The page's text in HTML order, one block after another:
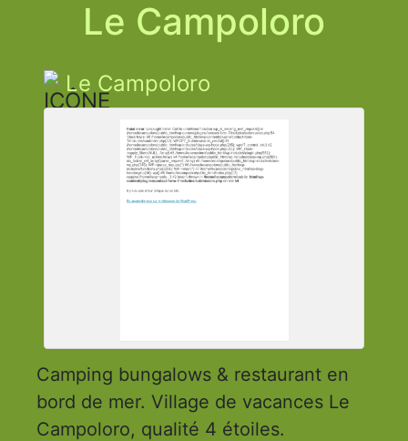
Le Campoloro
Le Campoloro
Camping bungalows & restaurant en
bord de mer. Village de vacances Le
Campoloro, qualité 4 étoiles.